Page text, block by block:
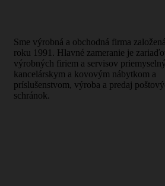
Sme výrobná a obchodná firma
roku 1991. Hlavné zameranie je
výrobných firiem a servisov
kancelárskym a kovovým nábytkom a
príslušenstvom, výroba a predaj
schránok.